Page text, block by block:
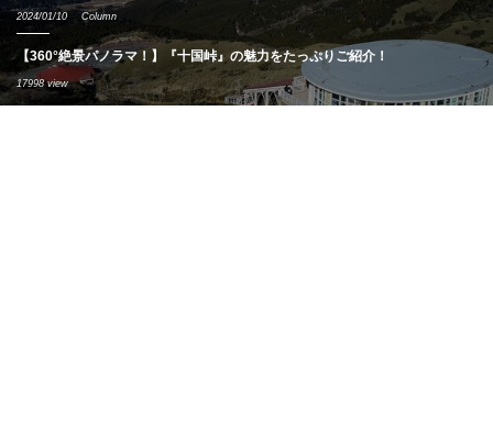
2024/01/10 Column
【360°絶景パノラマ！】『十国峠』の魅力をたっぷりご紹介！
17998 view